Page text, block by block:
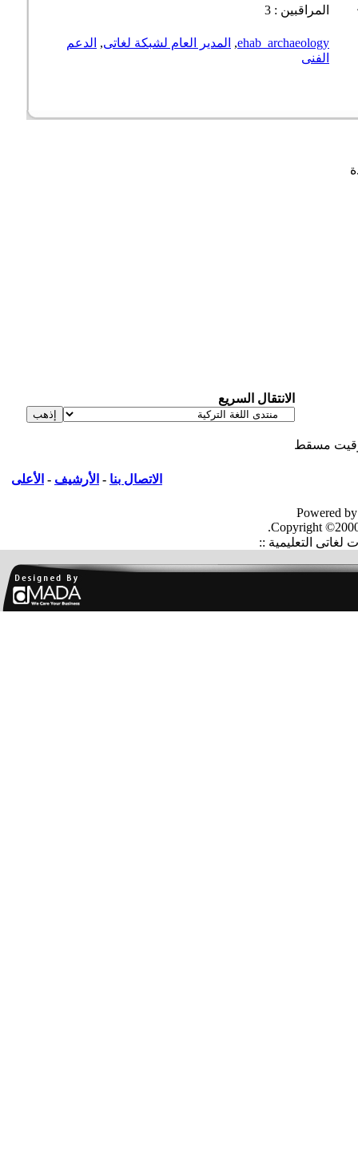
المراقبين : 3
ehab_archaeology
,المدير العام لشبكة لغاتى ,الدعم
الفنى
الانتقال السريع
مسقط
الاتصال بنا-الأرشيف-الأعلى
Powered
Copyright
التعليمية ::